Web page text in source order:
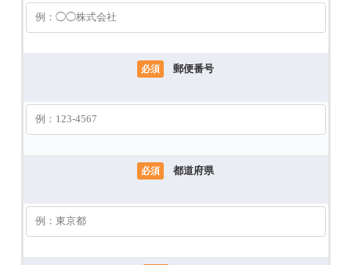
必須 郵便番号
必須 都道府県